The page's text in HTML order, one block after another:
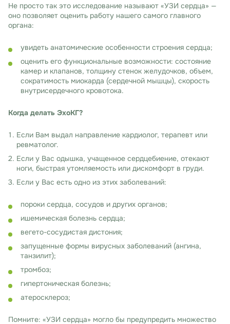
Не просто так это исследование называют «УЗИ сердца» —
оно позволяет оценить работу нашего самого главного
органа:
увидеть анатомические особенности строения сердца;
оценить его функциональные возможности: состояние
камер и клапанов, толщину стенок желудочков, объем,
сократимость миокарда (сердечной мышцы), скорость
внутрисердечного кровотока.
Когда делать ЭхоКГ?
Если Вам выдал направление кардиолог, терапевт или
ревматолог.
Если у Вас одышка, учащенное сердцебиение, отекают
ноги, быстрая утомляемость или дискомфорт в груди.
Если у Вас есть одно из этих заболеваний:
пороки сердца, сосудов и других органов;
ишемическая болезнь сердца;
вегето-сосудистая дистония;
запущенные формы вирусных заболеваний (ангина,
танзилит);
тромбоз;
гипертоническая болезнь;
атеросклероз;
Помните: «УЗИ сердца» могло бы предупредить множество